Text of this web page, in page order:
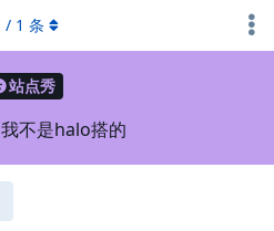
站点秀
不是halo搭的
/ 1 条